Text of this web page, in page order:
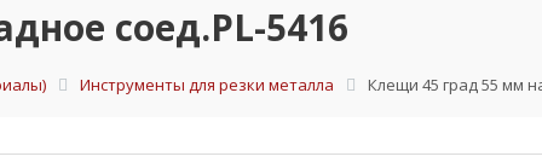
соед.PL-5416
Инструменты для резки металла Клещи 45 град 55 мм